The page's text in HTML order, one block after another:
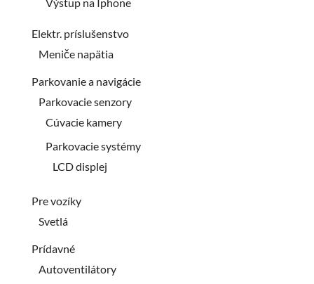
Výstup na Iphone
Elektr. príslušenstvo
Meniče napätia
Parkovanie a navigácie
Parkovacie senzory
Cúvacie kamery
Parkovacie systémy
LCD displej
Pre vozíky
Svetlá
Prídavné
Autoventilátory